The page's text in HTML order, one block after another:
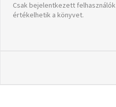
Csak bejelentkezett felhasználók
értékelhetik a könyvet.